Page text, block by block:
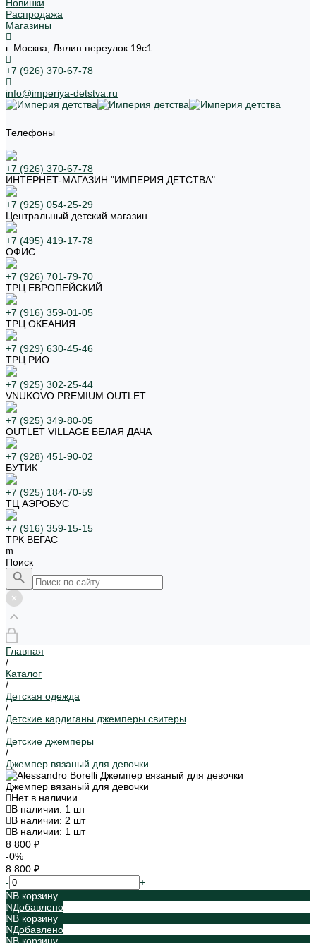
Новинки
Распродажа
Магазины
г. Москва, Лялин переулок 19с1
+7 (926) 370-67-78
info@imperiya-detstva.ru
Телефоны
+7 (926) 370-67-78
ИНТЕРНЕТ-МАГАЗИН "ИМПЕРИЯ ДЕТСТВА"
+7 (925) 054-25-29
Центральный детский магазин
+7 (495) 419-17-78
ОФИС
+7 (926) 701-79-70
ТРЦ ЕВРОПЕЙСКИЙ
+7 (916) 359-01-05
ТРЦ ОКЕАНИЯ
+7 (929) 630-45-46
ТРЦ РИО
+7 (925) 302-25-44
VNUKOVO PREMIUM OUTLET
+7 (925) 349-80-05
OUTLET VILLAGE БЕЛАЯ ДАЧА
+7 (928) 451-90-02
БУТИК
+7 (925) 184-70-59
ТЦ АЭРОБУС
+7 (916) 359-15-15
ТРК ВЕГАС
Поиск
Главная
/
Каталог
/
Детская одежда
/
Детские кардиганы джемперы свитеры
/
Детские джемперы
/
Джемпер вязаный для девочки
Джемпер вязаный для девочки
Нет в наличии
В наличии: 1 шт
В наличии: 2 шт
В наличии: 1 шт
8 800 ₽
-0%
8 800 ₽
-
+
В корзину
Добавлено
В корзину
Добавлено